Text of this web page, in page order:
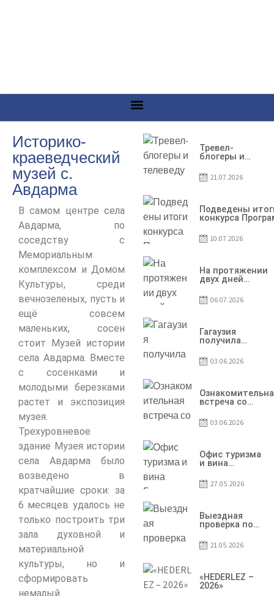
Историко-
краеведческий
музей c.
Авдарма
В самом центре села
Авдарма, по
соседству с
Мемориальным
комплексом и Домом
Культуры, среди
вечнозеленых, пусть и
ещё совсем
маленьких, сосен
стоит Музей истории
села Авдарма. Вместе
с сосенками и
молодыми березками
растет и экспозиция
музея.
Трехуровневое
здание Музея истории
села Авдарма было
возведено в
кратчайшие сроки: за
6 месяцев удалось не
только построить три
зала духовной и
материальной
культуры, но и
сформировать
немалый
Тревел-
блогеры и
из Словении
сняли
Гагаузии
21.07.2026
Подведены
конкурса
грантов
10.07.2026
На протяжении
двух дней
принимала
коллег из
Республики
Молдова
06.07.2026
Гагаузия
получила
признание в
рамках проекта
03.06.2026
встреча со
специальности
«Агент по
03.06.2026
Офис туризма
и вина
участник
Национальной
туризма
27.05.2026
Выездная
проверка по
соблюдения
условий
грантов
предприятия
21.05.2026
«HEDERLEZ –
2026»